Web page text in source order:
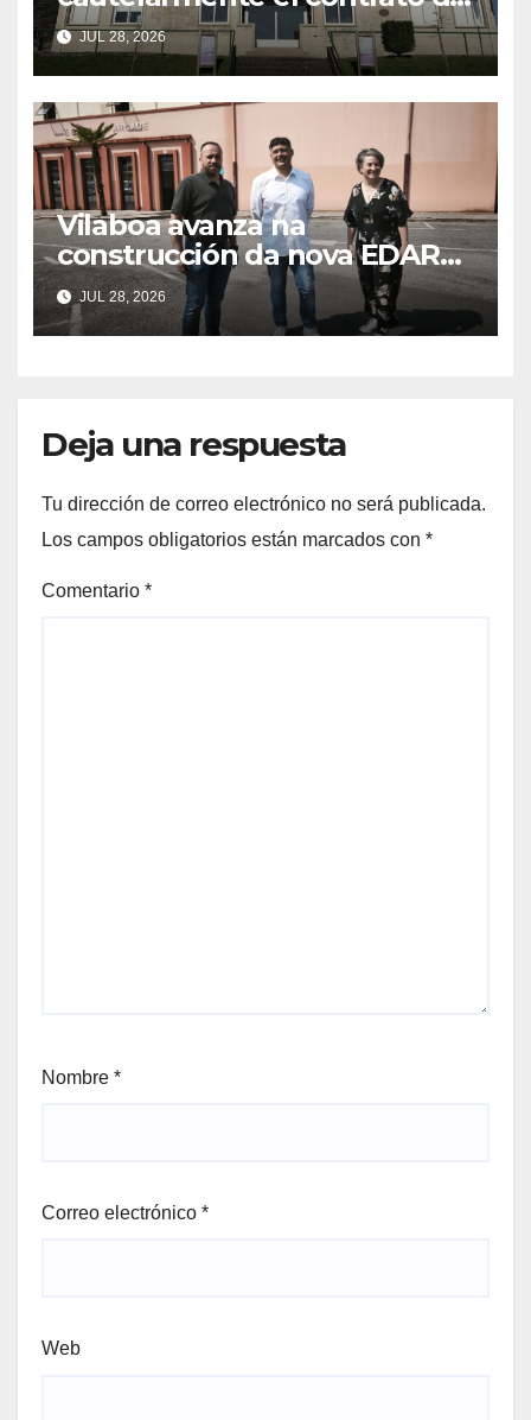
limpieza de Vilaboa tras el
recurso del PP
JUL 28, 2026
Vilaboa avanza na
construcción da nova EDAR
de Arcade nun acordo
estratéxico para o
saneamento da ría
JUL 28, 2026
Deja una respuesta
Tu dirección de correo electrónico no será publicada.
Los campos obligatorios están marcados con *
Comentario *
Nombre *
Correo electrónico *
Web